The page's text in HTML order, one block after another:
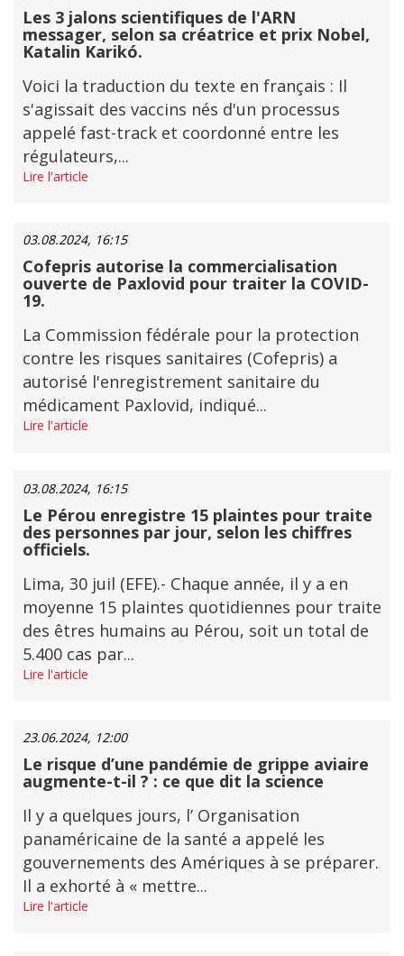
Les 3 jalons scientifiques de l'ARN
messager, selon sa créatrice et prix Nobel,
Katalin Karikó.
Voici la traduction du texte en français : Il
s'agissait des vaccins nés d'un processus
appelé fast-track et coordonné entre les
régulateurs,...
Lire l'article
03.08.2024, 16:15
Cofepris autorise la commercialisation
ouverte de Paxlovid pour traiter la COVID-
19.
La Commission fédérale pour la protection
contre les risques sanitaires (Cofepris) a
autorisé l'enregistrement sanitaire du
médicament Paxlovid, indiqué...
Lire l'article
03.08.2024, 16:15
Le Pérou enregistre 15 plaintes pour traite
des personnes par jour, selon les chiffres
officiels.
Lima, 30 juil (EFE).- Chaque année, il y a en
moyenne 15 plaintes quotidiennes pour traite
des êtres humains au Pérou, soit un total de
5.400 cas par...
Lire l'article
23.06.2024, 12:00
Le risque d’une pandémie de grippe aviaire
augmente-t-il ? : ce que dit la science
Il y a quelques jours, l’ Organisation
panaméricaine de la santé a appelé les
gouvernements des Amériques à se préparer.
Il a exhorté à « mettre...
Lire l'article